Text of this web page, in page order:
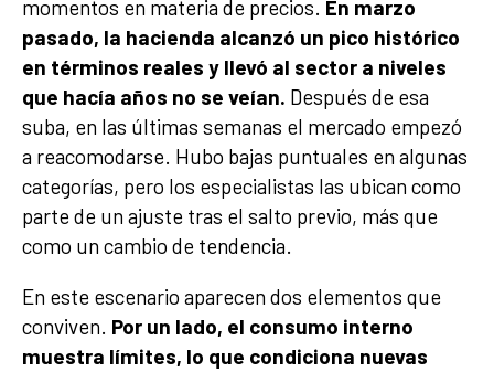
momentos en materia de precios. En marzo
pasado, la hacienda alcanzó un pico histórico
en términos reales y llevó al sector a niveles
que hacía años no se veían. Después de esa
suba, en las últimas semanas el mercado empezó
a reacomodarse. Hubo bajas puntuales en algunas
categorías, pero los especialistas las ubican como
parte de un ajuste tras el salto previo, más que
como un cambio de tendencia.
En este escenario aparecen dos elementos que
conviven. Por un lado, el consumo interno
muestra límites, lo que condiciona nuevas